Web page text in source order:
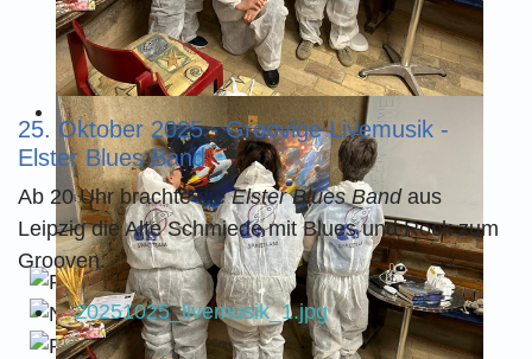
25. Oktober 2025 - Groovige Livemusik -
Elster Blues Band
Ab 20 Uhr brachte dieElster Blues Bandaus
Leipzig die Alte Schmiede mit Blues und Rock zum
Grooven.